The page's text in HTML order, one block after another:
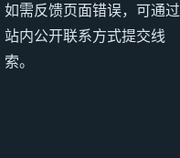
如需反馈页面错误，可通过
站内公开联系方式提交线
索。